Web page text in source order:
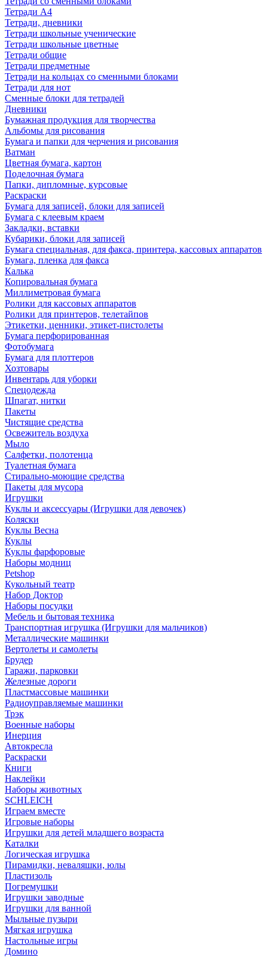
Тетради А4
Тетради, дневники
Тетради школьные ученические
Тетради школьные цветные
Тетради общие
Тетради предметные
Тетради на кольцах со сменными блоками
Тетради для нот
Сменные блоки для тетрадей
Дневники
Бумажная продукция для творчества
Альбомы для рисования
Бумага и папки для черчения и рисования
Ватман
Цветная бумага, картон
Поделочная бумага
Папки, дипломные, курсовые
Раскраски
Бумага для записей, блоки для записей
Бумага с клеевым краем
Закладки, вставки
Кубарики, блоки для записей
Бумага специальная, для факса, принтера, кассовых аппаратов
Бумага, пленка для факса
Калька
Копировальная бумага
Миллиметровая бумага
Ролики для кассовых аппаратов
Ролики для принтеров, телетайпов
Этикетки, ценники, этикет-пистолеты
Бумага перфорированная
Фотобумага
Бумага для плоттеров
Хозтовары
Инвентарь для уборки
Спецодежда
Шпагат, нитки
Пакеты
Чистящие средства
Освежитель воздуха
Мыло
Салфетки, полотенца
Туалетная бумага
Стирально-моющие средства
Пакеты для мусора
Игрушки
Куклы и аксессуары (Игрушки для девочек)
Коляски
Куклы Весна
Куклы
Куклы фарфоровые
Наборы модниц
Petshop
Кукольный театр
Набор Доктор
Наборы посудки
Мебель и бытовая техника
Транспортная игрушка (Игрушки для мальчиков)
Металлические машинки
Вертолеты и самолеты
Брудер
Гаражи, парковки
Железные дороги
Пластмассовые машинки
Радиоуправляемые машинки
Трэк
Военные наборы
Инерция
Автокресла
Раскраски
Книги
Наклейки
Наборы животных
SCHLEICH
Играем вместе
Игровые наборы
Игрушки для детей младшего возраста
Каталки
Логическая игрушка
Пирамидки, неваляшки, юлы
Пластизоль
Погремушки
Игрушки заводные
Игрушки для ванной
Мыльные пузыри
Мягкая игрушка
Настольные игры
Домино